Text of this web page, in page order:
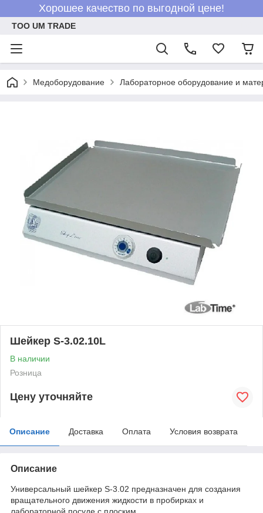
Хорошее качество по выгодной цене!
ТОО UM TRADE
Медоборудование Лабораторное оборудование и
Шейкер S-3.02.10L
В наличии
Розница
Цену уточняйте
Описание Доставка Оплата Условия возврата
Описание
Универсальный шейкер S-3.02 предназначен для создания
вращательного движения жидкости в пробирках и
лабораторной посуде с плоским